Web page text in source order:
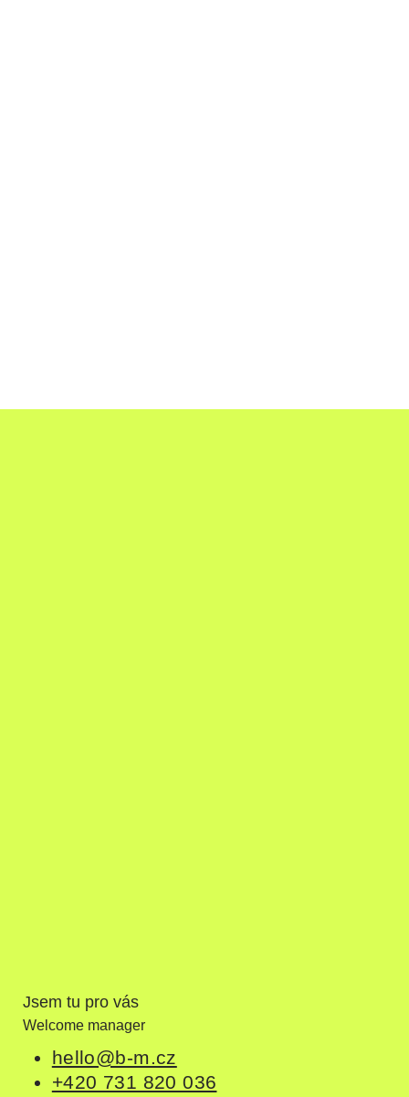
Jsem tu pro vás
Welcome manager
hello@b-m.cz
+420 731 820 036